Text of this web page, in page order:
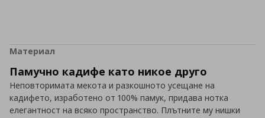
Материал
Памучно кадифе като никое друго
Неповторимата мекота и разкошното усещане на
кадифето, изработено от 100% памук, придава нотка
елегантност на всяко пространство. Плътните му нишки